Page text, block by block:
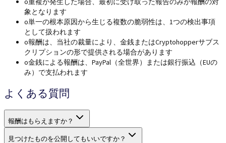
象となります
o単一の根本原因から生じる複数の脆弱性は、1つの検出事項
として扱われます
o報酬は、当社の裁量により、金銭またはCryptohopperサブス
クリプションの形で提供される場合があります
o金銭による報酬は、PayPal（全世界）または銀行振込（EUの
み）で支払われます
よくある質問
報酬はもらえますか？
見つけたものを公開してもいいですか？